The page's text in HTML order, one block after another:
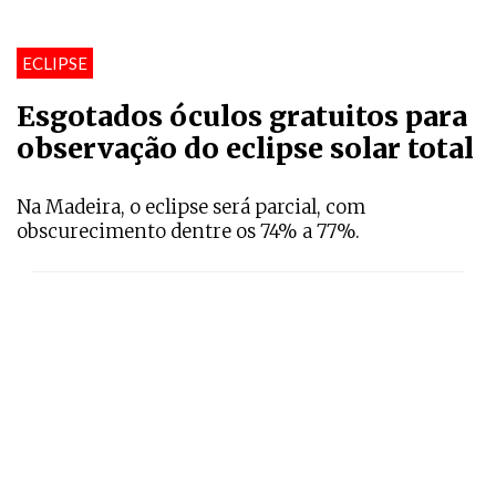
ECLIPSE
Esgotados óculos gratuitos para
observação do eclipse solar total
Na Madeira, o eclipse será parcial, com
obscurecimento dentre os 74% a 77%.